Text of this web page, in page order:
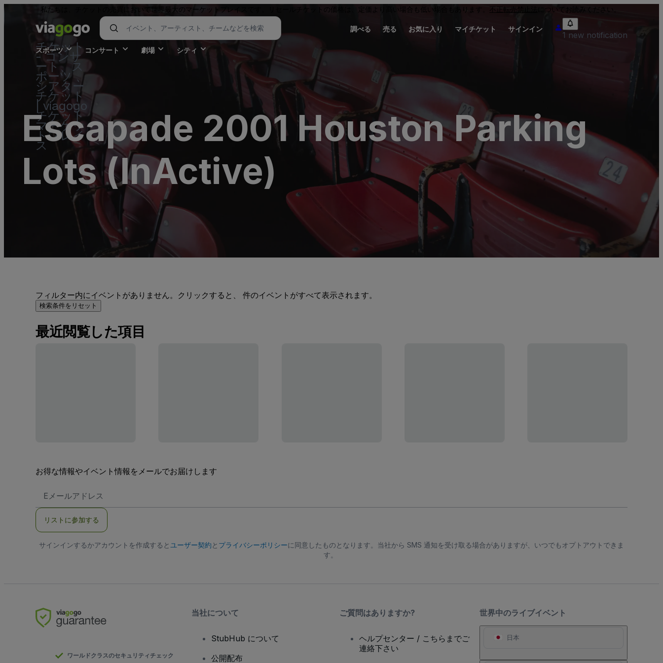
私たちは、チケットの売買において世界最大のマーケットプレイスです。リセールチケットの価格は、定価より高い場合も低い場合もあります。 不正転売禁止法 についてお読みください。
チケット
- コンサ
ート、ス
ポーツ 、
シアター
チケット
| viagogo
チケット
マーケッ
トプレイ
ス
調べる 売る お気に入り マイチケット サインイン
1 new notification
スポーツ コンサート 劇場 シティ
Escapade 2001 Houston Parking
Lots (InActive)
フィルター内にイベントがありません。クリックすると、 件のイベントがすべて表示されます。
検索条件をリセット
最近閲覧した項目
お得な情報やイベント情報をメールでお届けします
メ
ア
ス
リストに参加する
サインインするかアカウントを作成すると ユーザー契約と プライバシーポリシーに同意したものとなります。当社から SMS 通知を受け取る場合がありますが、いつでもオプトアウトできま
す。
世界中のライブイベント
日本
ワールドクラスのセキュリティチェック
当社について
StubHub について
公開配布
ご質問はありますか?
ヘルプセンター / こちらまでご
連絡下さい